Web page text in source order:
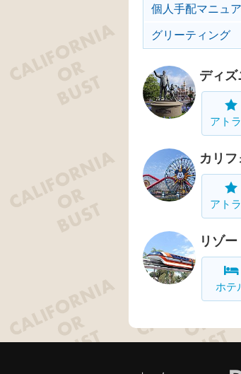
個人手配マニュ
グリーティング
ディズ
アト
カリ
アト
リゾ
ホテ